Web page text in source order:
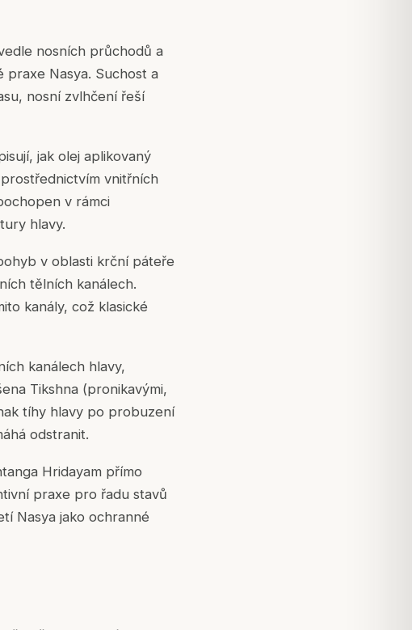
nosních průchodů a
praxe Nasya. Suchost a
nosní zvlhčení řeší
jak olej aplikovaný
vnitřních
v rámci
hlavy.
v oblasti krční páteře
tělních kanálech.
kanály, což klasické
kanálech hlavy,
Tikshna (pronikavými,
tíhy hlavy po probuzení
odstranit.
Hridayam přímo
praxe pro řadu stavů
Nasya jako ochranné